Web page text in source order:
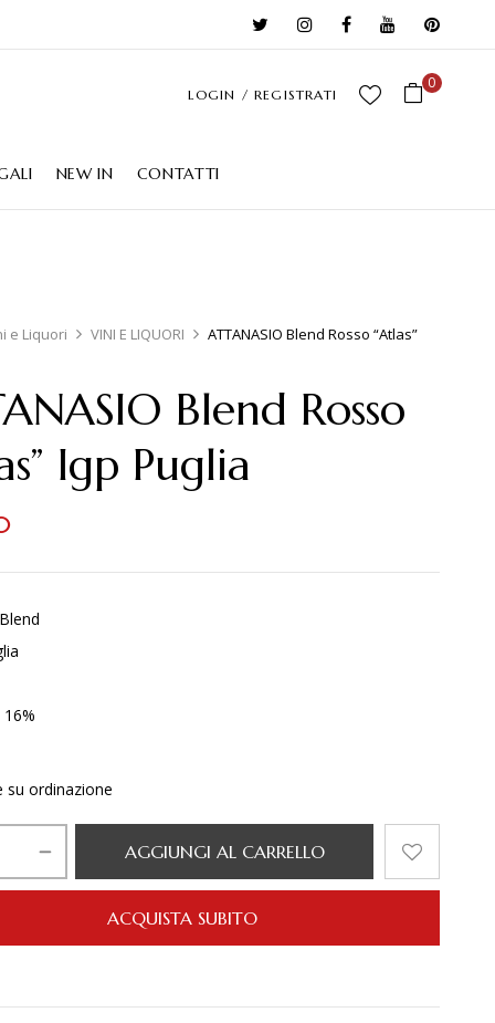
LOGIN / REGISTRATI
0
NEW IN CONTATTI
e Liquori VINI E LIQUORI
ATTANASIO Blend Rosso “Atlas”
Blend Rosso
Igp Puglia
16%
su ordinazione
AGGIUNGI AL CARRELLO
ACQUISTA SUBITO